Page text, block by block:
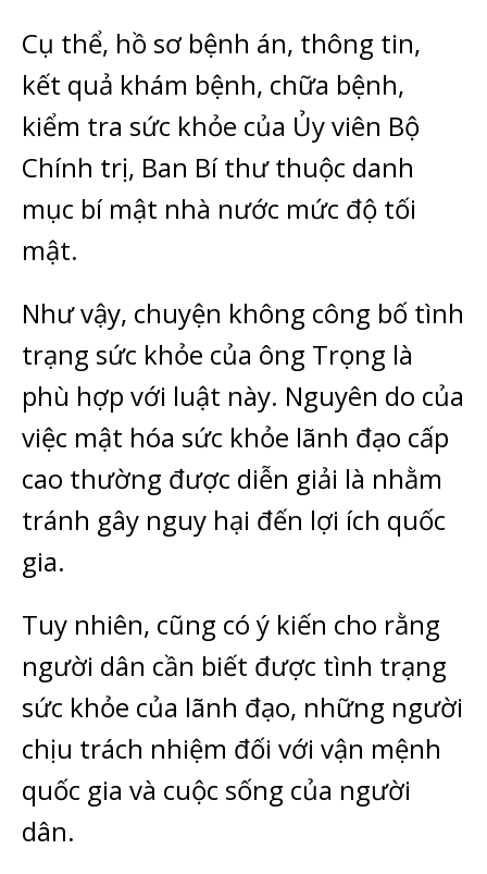
Cụ thể, hồ sơ bệnh án, thông tin,
kết quả khám bệnh, chữa bệnh,
kiểm tra sức khỏe của Ủy viên Bộ
Chính trị, Ban Bí thư thuộc danh
mục bí mật nhà nước mức độ tối
mật.
Như vậy, chuyện không công bố tình
trạng sức khỏe của ông Trọng là
phù hợp với luật này. Nguyên do của
việc mật hóa sức khỏe lãnh đạo cấp
cao thường được diễn giải là nhằm
tránh gây nguy hại đến lợi ích quốc
gia.
Tuy nhiên, cũng có ý kiến cho rằng
người dân cần biết được tình trạng
sức khỏe của lãnh đạo, những người
chịu trách nhiệm đối với vận mệnh
quốc gia và cuộc sống của người
dân.